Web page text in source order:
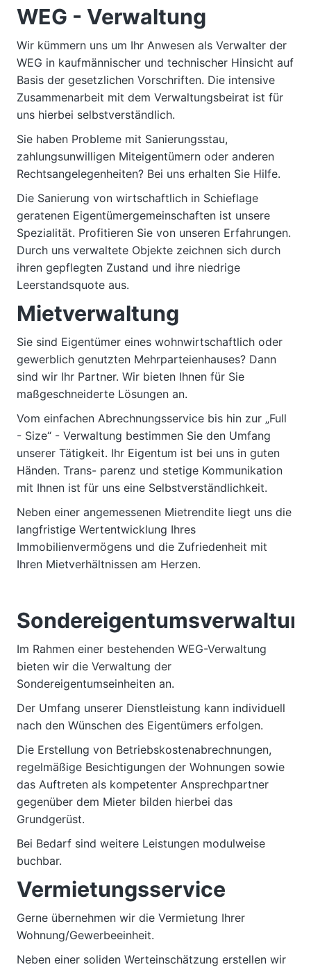
a
g
m
e
n
t
WEG - Verwaltung
Wir kümmern uns um Ihr Anwesen als Verwalter der
WEG in kaufmännischer und technischer Hinsicht auf
Basis der gesetzlichen Vorschriften. Die intensive
Zusammenarbeit mit dem Verwaltungsbeirat ist für
uns hierbei selbstverständlich.
Sie haben Probleme mit Sanierungsstau,
zahlungsunwilligen Miteigentümern oder anderen
Rechtsangelegenheiten? Bei uns erhalten Sie Hilfe.
Die Sanierung von wirtschaftlich in Schieflage
geratenen Eigentümergemeinschaften ist unsere
Spezialität. Profitieren Sie von unseren Erfahrungen.
Durch uns verwaltete Objekte zeichnen sich durch
ihren gepflegten Zustand und ihre niedrige
Leerstandsquote aus.
Mietverwaltung
Sie sind Eigentümer eines wohnwirtschaftlich oder
gewerblich genutzten Mehrparteienhauses? Dann
sind wir Ihr Partner. Wir bieten Ihnen für Sie
maßgeschneiderte Lösungen an.
Vom einfachen Abrechnungsservice bis hin zur „Full
- Size“ - Verwaltung bestimmen Sie den Umfang
unserer Tätigkeit. Ihr Eigentum ist bei uns in guten
Händen. Trans- parenz und stetige Kommunikation
mit Ihnen ist für uns eine Selbstverständlichkeit.
Neben einer angemessenen Mietrendite liegt uns die
langfristige Wertentwicklung Ihres
Immobilienvermögens und die Zufriedenheit mit
Ihren Mietverhältnissen am Herzen.
Im Rahmen einer bestehenden WEG-Verwaltung
bieten wir die Verwaltung der
Sondereigentumseinheiten an.
Der Umfang unserer Dienstleistung kann individuell
nach den Wünschen des Eigentümers erfolgen.
Die Erstellung von Betriebskostenabrechnungen,
regelmäßige Besichtigungen der Wohnungen sowie
das Auftreten als kompetenter Ansprechpartner
gegenüber dem Mieter bilden hierbei das
Grundgerüst.
Bei Bedarf sind weitere Leistungen modulweise
buchbar.
Vermietungsservice
Gerne übernehmen wir die Vermietung Ihrer
Wohnung/Gewerbeeinheit.
Neben einer soliden Werteinschätzung erstellen wir